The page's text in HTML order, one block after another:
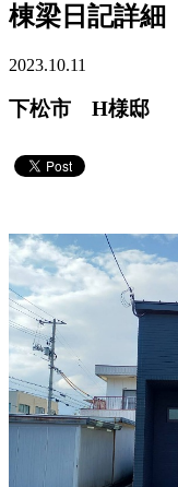
棟梁日記詳細
2023.10.11
下松市 H様邸